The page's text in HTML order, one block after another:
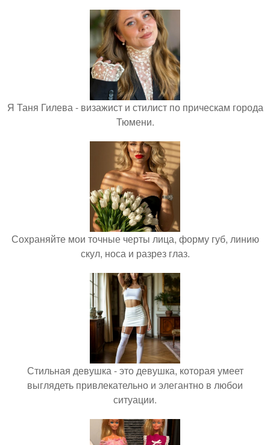
Я Таня Гилева - визажист и стилист по прическам города
Тюмени.
Сохраняйте мои точные черты лица, форму губ, линию
скул, носа и разрез глаз.
Стильная девушка - это девушка, которая умеет
выглядеть привлекательно и элегантно в любои
ситуации.